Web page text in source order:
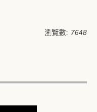
瀏覽數: 7648